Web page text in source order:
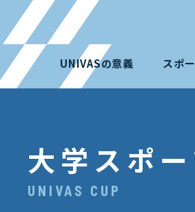
UNIVASの意義 スポ
大学スポ
UNIVAS CUP